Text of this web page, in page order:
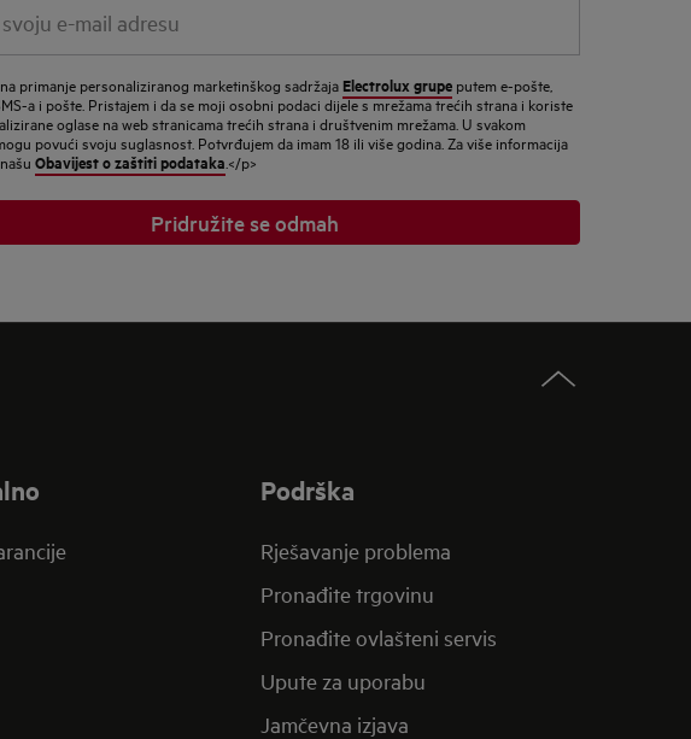
primanje personaliziranog marketinškog sadržaja Electrolux grupe putem e-pošte,
a i pošte. Pristajem i da se moji osobni podaci dijele s mrežama trećih strana i koriste
oglase na web stranicama trećih strana i društvenim mrežama. U svakom
povući svoju suglasnost. Potvrđujem da imam 18 ili više godina. Za više informacija
Obavijest o zaštiti podataka .</p>
Pridružite se odmah
Podrška
Rješavanje problema
Pronađite trgovinu
Pronađite ovlašteni servis
Upute za uporabu
Jamčevna izjava